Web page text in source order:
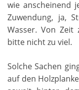
wie anscheinend
Zuwendung, ja,
Wasser. Von Zeit
bitte nicht zu viel.
Solche Sachen
auf den